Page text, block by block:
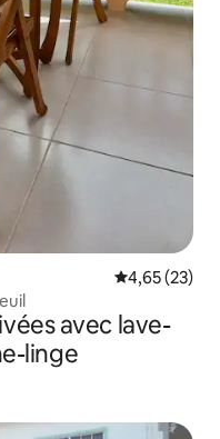
Évaluation
4,65 (23)
avec lave-
linge